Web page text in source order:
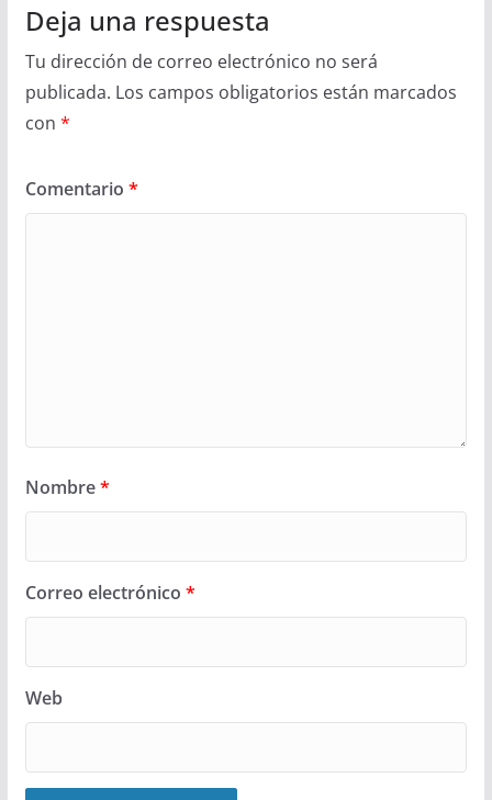
Deja una respuesta
Tu dirección de correo electrónico no será
publicada. Los campos obligatorios están marcados
con *
Comentario *
Nombre*
Correo electrónico *
Web